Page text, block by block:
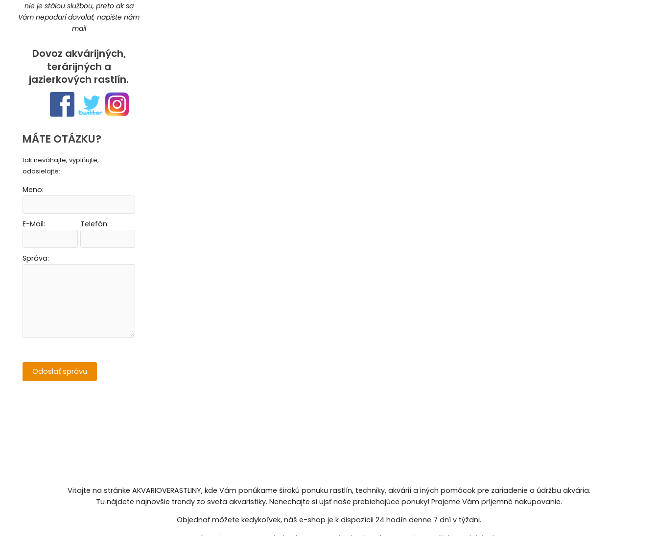
nie je stálou službou, preto ak sa
Vám nepodarí dovolať, napíšte nám
mail
Dovoz akvárijných,
terárijných a
jazierkových rastlín.
MÁTE OTÁZKU?
tak neváhajte, vyplňujte,
odosielajte:
Meno:
E-Mail:
Telefón:
Správa:
Vitajte na stránke AKVARIOVERASTLINY, kde Vám ponúkame širokú ponuku rastlín, techniky, akvárií a iných pomôcok pre zariadenie a údržbu akvária.
Tu nájdete najnovšie trendy zo sveta akvaristiky. Nenechajte si ujsť naše prebiehajúce ponuky! Prajeme Vám príjemné nakupovanie.
Objednať môžete kedykoľvek, náš e-shop je k dispozícii 24 hodín denne 7 dní v týždni.